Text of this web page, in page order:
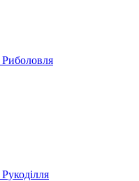
Риболовля
Рукоділля